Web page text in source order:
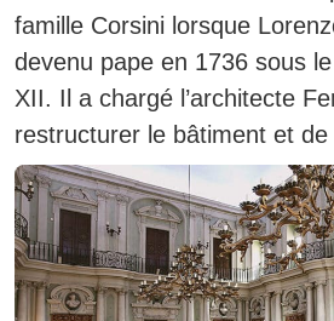
famille Corsini lorsque
devenu pape en 1736 sous
XII. Il a chargé l’architecte
restructurer le bâtiment et de